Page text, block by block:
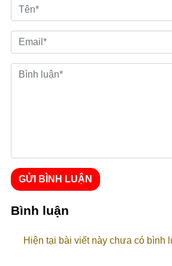
GỬI BÌNH LUẬN
Bình luận
Hiện tại bài viết này chưa có bình